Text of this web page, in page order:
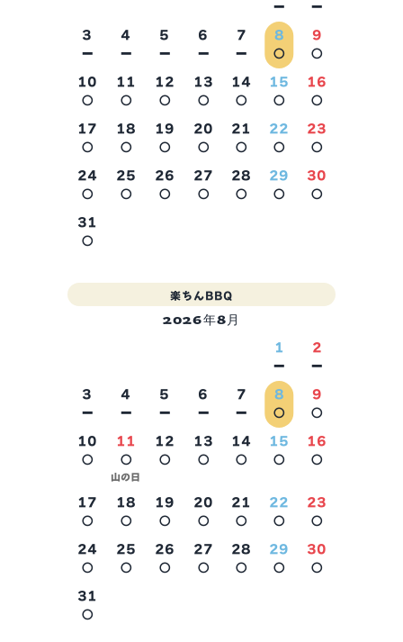
－
－
3
－
4
－
5
－
6
－
7
－
8
○
9
○
10
○
11
○
12
○
13
○
14
○
15
○
16
○
17
○
18
○
19
○
20
○
21
○
22
○
23
○
24
○
25
○
26
○
27
○
28
○
29
○
30
○
31
○
2026年9月
楽ちんBBQ
2026年8月
1
－
2
－
3
－
4
－
5
－
6
－
7
－
8
○
9
○
10
○
11
○
山の日
12
○
13
○
14
○
15
○
16
○
17
○
18
○
19
○
20
○
21
○
22
○
23
○
24
○
25
○
26
○
27
○
28
○
29
○
30
○
31
○
2026年9月